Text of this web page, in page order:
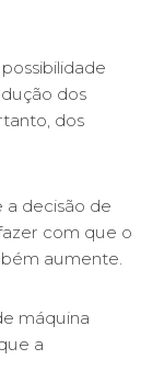
dos
dos
a decisão de
com que o
aumente.
máquina
a